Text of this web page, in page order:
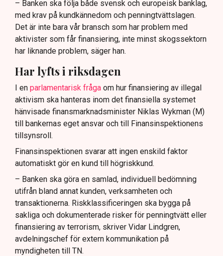
– Banken ska följa både svensk och europeisk banklag,
med krav på kundkännedom och penningtvättslagen.
Det är inte bara vår bransch som har problem med
aktivister som får finansiering, inte minst skogssektorn
har liknande problem, säger han.
Har lyfts i riksdagen
I en parlamentarisk fråga om hur finansiering av illegal
aktivism ska hanteras inom det finansiella systemet
hänvisade finansmarknadsminister Niklas Wykman (M)
till bankernas eget ansvar och till Finansinspektionens
tillsynsroll.
Finansinspektionen svarar att ingen enskild faktor
automatiskt gör en kund till högriskkund.
– Banken ska göra en samlad, individuell bedömning
utifrån bland annat kunden, verksamheten och
transaktionerna. Riskklassificeringen ska bygga på
sakliga och dokumenterade risker för penningtvätt eller
finansiering av terrorism, skriver Vidar Lindgren,
avdelningschef för extern kommunikation på
myndigheten till TN.